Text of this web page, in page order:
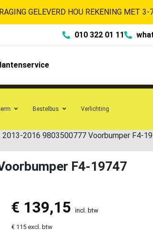
GELEVERD HOU REKENING MET
010 322 01 11
Bestelbus Verlichting
2016 9803500777 Voorbumper F4-
F4-19747
€ 139,15 incl. btw
€ 115 excl. btw